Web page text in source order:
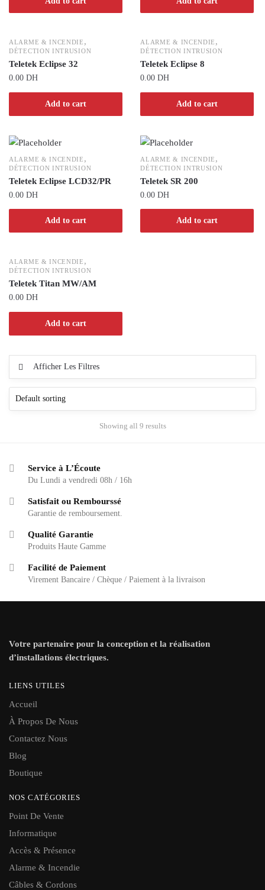
ALARME & INCENDIE ,
DÉTECTION INTRUSION
Teletek Eclipse 32
0.00 DH
Add to cart
ALARME & INCENDIE ,
DÉTECTION INTRUSION
Teletek Eclipse 8
0.00DH
Add to cart
ALARME & INCENDIE ,
DÉTECTION INTRUSION
Teletek Eclipse LCD32/PR
0.00 DH
Add to cart
ALARME & INCENDIE ,
DÉTECTION INTRUSION
Teletek SR 200
0.00DH
Add to cart
ALARME & INCENDIE ,
DÉTECTION INTRUSION
Teletek Titan MW/AM
0.00 DH
Add to cart
Afficher Les Filtres
Showing all 9 results
Service à L’Écoute
Du Lundi a vendredi 08h / 16h
Satisfait ou Rembourssé
Garantie de remboursement.
Qualité Garantie
Produits Haute Gamme
Facilité de Paiement
Virement Bancaire / Chèque / Paiement à la livraison
Votre partenaire pour la conception et la réalisation
d’installations électriques.
LIENS UTILES
Accueil
À Propos De Nous
Contactez Nous
Blog
Boutique
NOS CATÉGORIES
Point De Vente
Informatique
Accès & Présence
Alarme & Incendie
Câbles & Cordons